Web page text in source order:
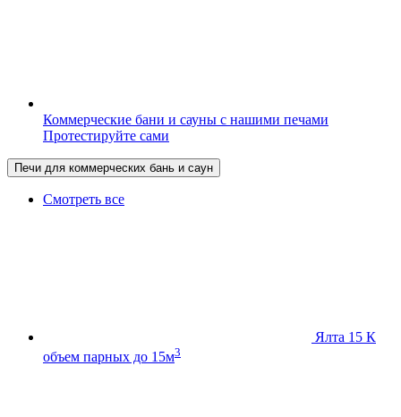
Коммерческие бани и сауны с нашими печами
Протестируйте сами
Печи для коммерческих бань и саун
Смотреть все
Ялта 15 К
объем парных до 15м3